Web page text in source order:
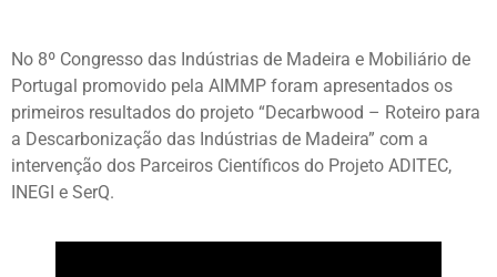
No 8º Congresso das Indústrias de Madeira e Mobiliário de
Portugal promovido pela AIMMP foram apresentados os
primeiros resultados do projeto “Decarbwood – Roteiro para
a Descarbonização das Indústrias de Madeira” com a
intervenção dos Parceiros Científicos do Projeto ADITEC,
INEGI e SerQ.